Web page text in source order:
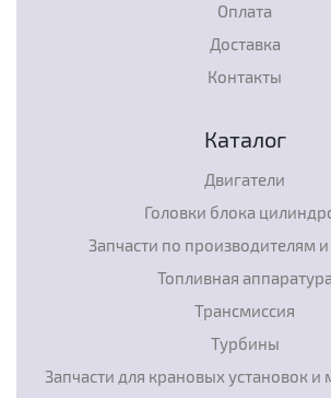
Оплата
Доставка
Контакты
Каталог
Двигатели
Головки блока
Запчасти по производителям
Топливная аппаратура
Трансмиссия
Турбины
Запчасти для крановых установок и